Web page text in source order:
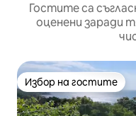
Гостите са
оценени заради
Избор на гостите
Избор на гостите